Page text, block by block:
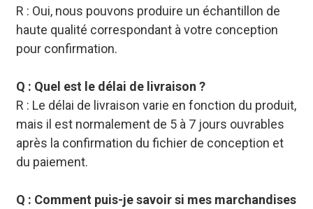
R : Oui, nous pouvons produire un échantillon de
haute qualité correspondant à votre conception
pour confirmation.
Q : Quel est le délai de livraison ?
R : Le délai de livraison varie en fonction du produit,
mais il est normalement de 5 à 7 jours ouvrables
après la confirmation du fichier de conception et
du paiement.
Q : Comment puis-je savoir si mes marchandises